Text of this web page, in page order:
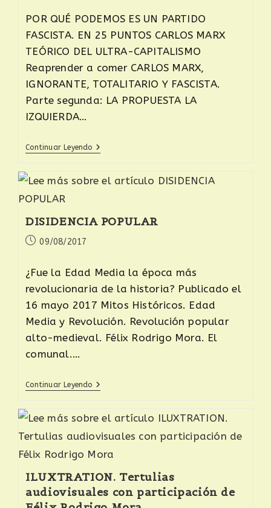
POR QUÉ PODEMOS ES UN PARTIDO
FASCISTA. EN 25 PUNTOS CARLOS MARX
TEÓRICO DEL ULTRA-CAPITALISMO
Reaprender a comer CARLOS MARX,
IGNORANTE, TOTALITARIO Y FASCISTA.
Parte segunda: LA PROPUESTA LA
IZQUIERDA…
Continuar Leyendo
DISIDENCIA POPULAR
09/08/2017
¿Fue la Edad Media la época más
revolucionaria de la historia? Publicado el
16 mayo 2017 Mitos Históricos. Edad
Media y Revolución. Revolución popular
alto-medieval. Félix Rodrigo Mora. El
comunal.…
Continuar Leyendo
ILUXTRATION. Tertulias
audiovisuales con participación de